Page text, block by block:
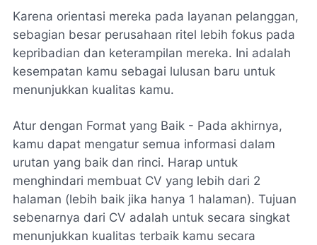
Karena orientasi mereka pada layanan pelanggan,
sebagian besar perusahaan ritel lebih fokus pada
kepribadian dan keterampilan mereka. Ini adalah
kesempatan kamu sebagai lulusan baru untuk
menunjukkan kualitas kamu.
Atur dengan Format yang Baik - Pada akhirnya,
kamu dapat mengatur semua informasi dalam
urutan yang baik dan rinci. Harap untuk
menghindari membuat CV yang lebih dari 2
halaman (lebih baik jika hanya 1 halaman). Tujuan
sebenarnya dari CV adalah untuk secara singkat
menunjukkan kualitas terbaik kamu secara